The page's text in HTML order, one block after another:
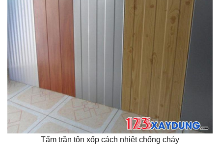
Tấm trần tôn xốp cách nhiệt chống cháy